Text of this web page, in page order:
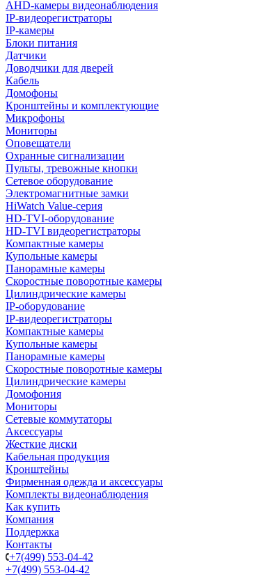
AHD-камеры видеонаблюдения
IP-видеорегистраторы
IP-камеры
Блоки питания
Датчики
Доводчики для дверей
Кабель
Домофоны
Кронштейны и комплектующие
Микрофоны
Мониторы
Оповещатели
Охранные сигнализации
Пульты, тревожные кнопки
Сетевое оборудование
Электромагнитные замки
HiWatch Value-серия
HD-TVI-оборудование
HD-TVI видеорегистраторы
Компактные камеры
Купольные камеры
Панорамные камеры
Скоростные поворотные камеры
Цилиндрические камеры
IP-оборудование
IP-видеорегистраторы
Компактные камеры
Купольные камеры
Панорамные камеры
Скоростные поворотные камеры
Цилиндрические камеры
Домофония
Мониторы
Сетевые коммутаторы
Аксессуары
Жесткие диски
Кабельная продукция
Кронштейны
Фирменная одежда и аксессуары
Комплекты видеонаблюдения
Как купить
Компания
Поддержка
Контакты
+7(499) 553-04-42
+7(499) 553-04-42